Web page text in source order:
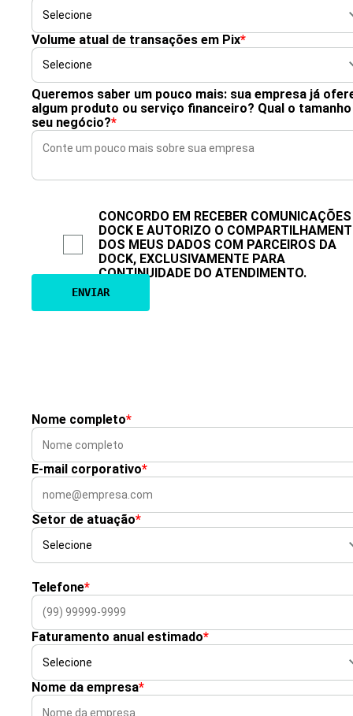
Volume atual de transações em Pix*
Queremos saber um pouco mais: sua empresa já
algum produto ou serviço financeiro? Qual o
seu negócio?*
CONCORDO EM RECEBER
DOCK E AUTORIZO O
DOS MEUS DADOS COM PARCEIROS DA
DOCK, EXCLUSIVAMENTE PARA
CONTINUIDADE DO ATENDIMENTO.
Nome completo*
E-mail corporativo*
Setor de atuação*
Telefone*
Faturamento anual estimado*
Nome da empresa*